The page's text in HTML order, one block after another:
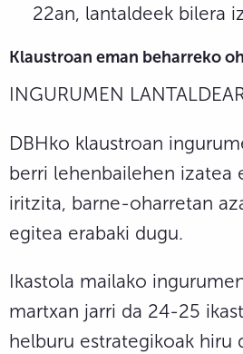
22an, lantaldeek bilera
Klaustroan eman beharreko
INGURUMEN
DBHko klaustroan
berri lehenbailehen izatea
iritzita, barne-oharretan
egitea erabaki dugu.
Ikastola mailako
martxan jarri da 24-25
helburu estrategikoak hiru